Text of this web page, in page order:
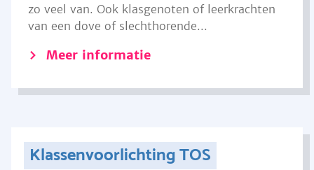
zo veel van. Ook klasgenoten of leerkrachten
van een dove of slechthorende...
Meer informatie
Klassenvoorlichting TOS